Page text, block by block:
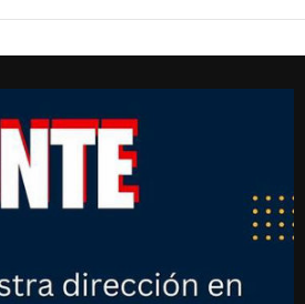
Inicio
Mascotas
Rodillo removedor de pelo para
base autolimpiante, herramienta
perfecto para muebles, sofá, alfombra,